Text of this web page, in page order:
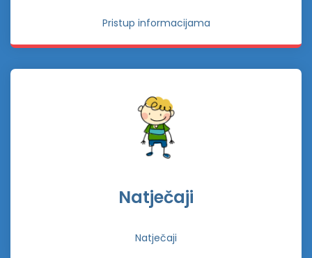
Pristup informacijama
Natječaji
Natječaji